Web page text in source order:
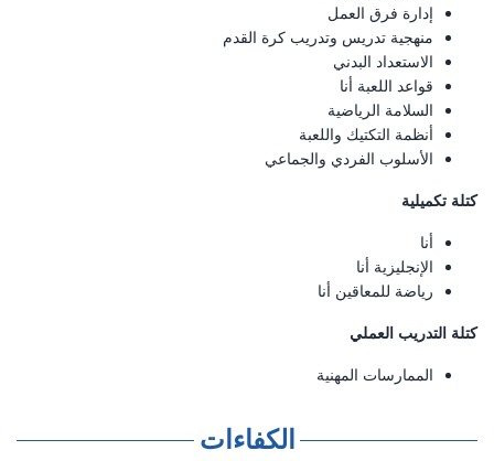
إدارة فرق العمل
منهجية تدريس وتدريب كرة القدم
الاستعداد البدني
قواعد اللعبة أنا
السلامة الرياضية
أنظمة التكتيك واللعبة
الأسلوب الفردي والجماعي
كتلة تكميلية
أنا
الإنجليزية أنا
رياضة للمعاقين أنا
كتلة التدريب العملي
الممارسات المهنية
الكفاءات